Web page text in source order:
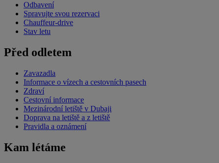
Odbavení
Spravujte svou rezervaci
Chauffeur-drive
Stav letu
Před odletem
Zavazadla
Informace o vízech a cestovních pasech
Zdraví
Cestovní informace
Mezinárodní letiště v Dubaji
Doprava na letiště a z letiště
Pravidla a oznámení
Kam létáme